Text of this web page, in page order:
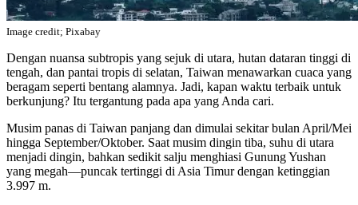
Image credit; Pixabay
Dengan nuansa subtropis yang sejuk di utara, hutan dataran tinggi di
tengah, dan pantai tropis di selatan, Taiwan menawarkan cuaca yang
beragam seperti bentang alamnya. Jadi, kapan waktu terbaik untuk
berkunjung? Itu tergantung pada apa yang Anda cari.
Musim panas di Taiwan panjang dan dimulai sekitar bulan April/Mei
hingga September/Oktober. Saat musim dingin tiba, suhu di utara
menjadi dingin, bahkan sedikit salju menghiasi Gunung Yushan
yang megah—puncak tertinggi di Asia Timur dengan ketinggian
3.997 m.